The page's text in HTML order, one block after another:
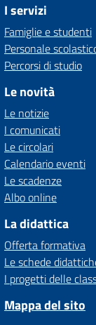
I servizi
Famiglie e studenti
Personale
Percorsi di studio
Le novità
Le notizie
I comunicati
Le circolari
Calendario eventi
Le scadenze
Albo online
La didattica
Offerta formativa
Le schede
I progetti delle
Mappa del sito